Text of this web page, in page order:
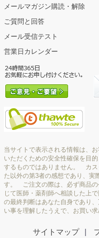
メールマガジン購読・解除
ご質問と回答
メール受信テスト
営業日カレンダー
当サイトで表示される情報は、
いただくための安全性確保を目
するものではありません。 カス
た以外の第3者の感想であり、実
す。 ご注文の際は、必ず商品の
じて医師・薬剤師へ相談した上
の最終判断はあなた自身であり
い事を理解したうえで、お買い
サイトマップ